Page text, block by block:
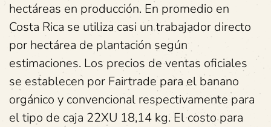
hectáreas en producción. En promedio en
Costa Rica se utiliza casi un trabajador directo
por hectárea de plantación según
estimaciones. Los precios de ventas oficiales
se establecen por Fairtrade para el banano
orgánico y convencional respectivamente para
el tipo de caja 22XU 18,14 kg. El costo para